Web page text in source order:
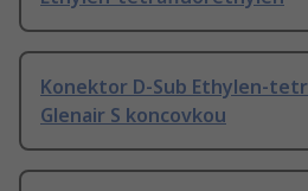
Konektor D-Sub Ethylen-
Glenair S koncovkou